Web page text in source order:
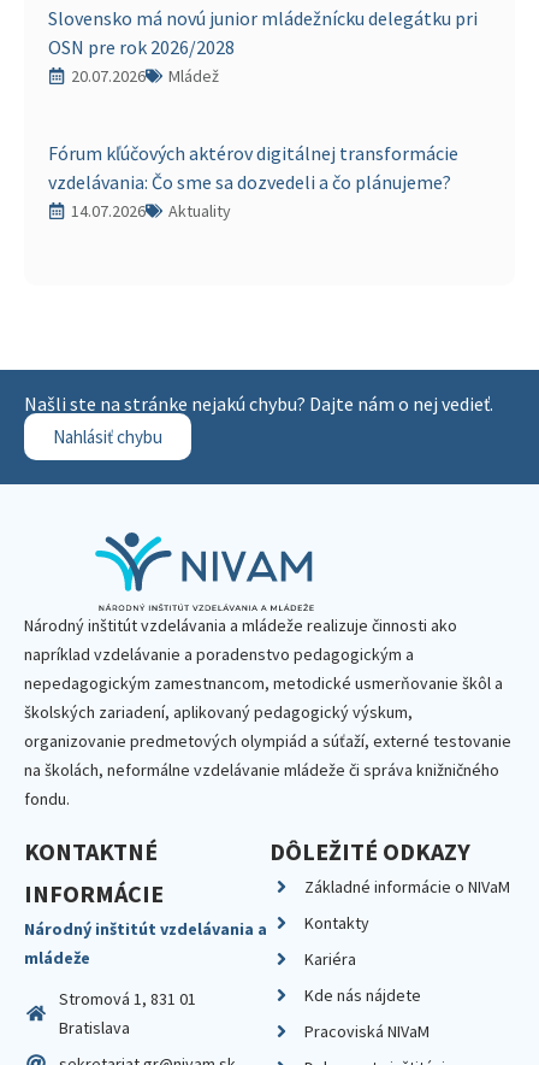
Slovensko má novú junior mládežnícku delegátku pri
OSN pre rok 2026/2028
20.07.2026 Mládež
Fórum kľúčových aktérov digitálnej transformácie
vzdelávania: Čo sme sa dozvedeli a čo plánujeme?
14.07.2026 Aktuality
Našli ste na stránke nejakú chybu? Dajte nám o nej vedieť.
Nahlásiť chybu
Národný inštitút vzdelávania a mládeže realizuje činnosti ako
napríklad vzdelávanie a poradenstvo pedagogickým a
nepedagogickým zamestnancom, metodické usmerňovanie škôl a
školských zariadení, aplikovaný pedagogický výskum,
organizovanie predmetových olympiád a súťaží, externé testovanie
na školách, neformálne vzdelávanie mládeže či správa knižničného
fondu.
KONTAKTNÉ
INFORMÁCIE
Národný inštitút vzdelávania a
mládeže
Stromová 1, 831 01
Bratislava
DÔLEŽITÉ ODKAZY
Základné informácie o NIVaM
Kontakty
Kariéra
Kde nás nájdete
Pracoviská NIVaM